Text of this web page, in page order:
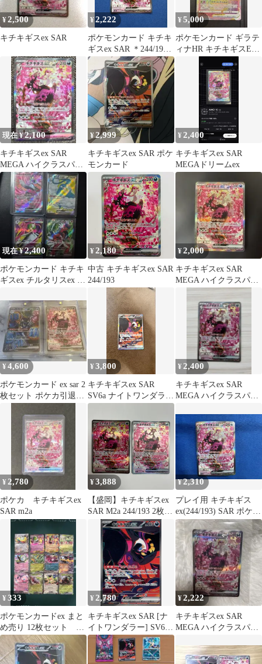
¥2,500
キチキギスex SAR
¥2,222
ポケモンカード キチキ
ギスex SAR ＊244/193
＊極美品
¥5,000
ポケモンカード ギラテ
ィナHR キチキギスEX
SAR ボルケニオンEX
現在 ¥2,100
キチキギスex SAR
MEGA ハイクラスパッ
ク MEGAドリームex
¥2,999
キチキギスex SAR ポケ
モンカード
¥ 2,400
キチキギスex SAR
MEGAドリームex
現在 ¥2,400
ポケモンカード キチキ
ギスex チルタリスex 他
¥2,180
中古 キチキギスex SAR
244/193
¥2,000
キチキギスex SAR
MEGA ハイクラスパッ
ク MEGAドリームex キ
ラ…
¥4,600
ポケモンカード ex sar 2
枚セット ポケカ引退品
¥3,800
キチキギスex SAR
SV6a ナイトワンダラー
089/064
¥ 2,400
キチキギスex SAR
MEGA ハイクラスパッ
¥2,780
ポケカ キチキギスex
SAR m2a
¥3,888
【盛岡】キチキギスex
SAR M2a 244/193 2枚セ
ット
¥2,310
プレイ用 キチキギス
ex(244/193) SAR ポケモ
ンカードゲーム
¥333
ポケモンカードex まと
め売り 12枚セット キ
チキギス メガサーナ
イト他
¥ 2,780
キチキギスex SAR [ナ
イトワンダラー] SV6a
089/064 ポケモンカード
ポケカ
¥2,222
キチキギスex SAR
MEGA ハイクラスパッ